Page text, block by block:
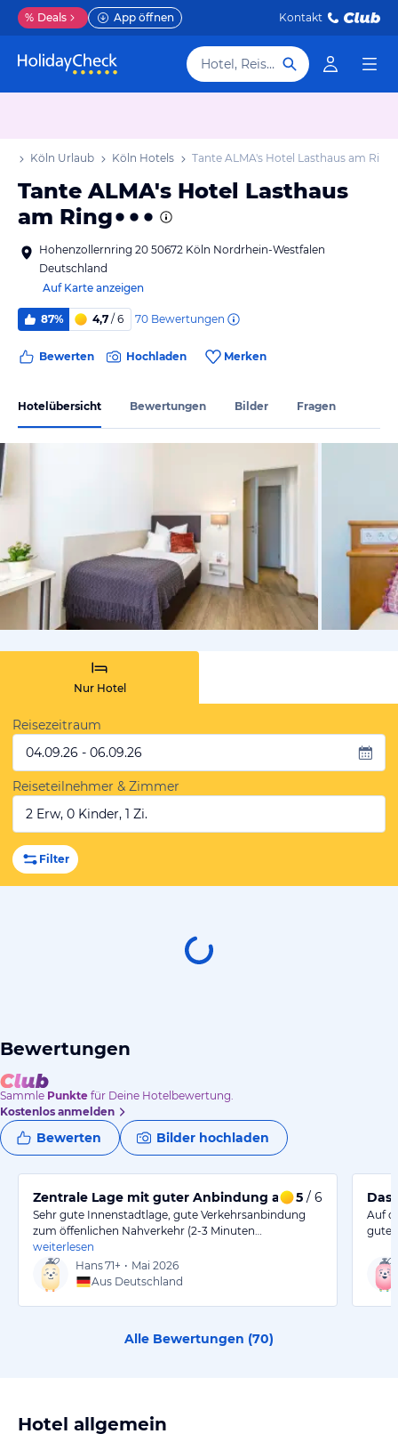
% Deals App öffnen Kontakt
Hotel, Reiseziel
Köln Urlaub Köln Hotels Tante ALMA's Hotel Lasthaus am Ring
Tante ALMA's Hotel Lasthaus
am Ring
Hohenzollernring 20 50672 Köln Nordrhein-Westfalen
Deutschland
Auf Karte anzeigen
87% 4,7 / 6 70 Bewertungen
Bewerten Hochladen Merken
Hotelübersicht Bewertungen Bilder Fragen
vom
Nur Hotel
Reisezeitraum
04.09.26 - 06.09.26
Reiseteilnehmer & Zimmer
2 Erw, 0 Kinder, 1 Zi.
Filter
Bewertungen
Sammle Punkte für Deine Hotelbewertung.
Kostenlos anmelden
Bewerten Bilder hochladen
Zentrale Lage mit guter Anbindung an den
5 / 6
Sehr gute Innenstadtlage, gute Verkehrsanbindung
zum öffenlichen Nahverkehr (2-3 Minuten…
weiterlesen
Hans71+ • Mai 2026
Aus Deutschland
Das
Auf
Alle Bewertungen (70)
Hotel allgemein